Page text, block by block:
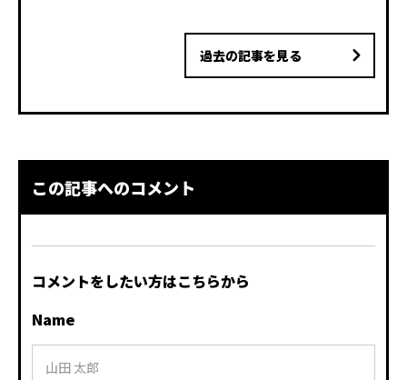
過去の記事を見る
この記事へのコメント
コメントをしたい方はこちらから
Name